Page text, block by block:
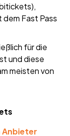
dem Fast Pass
für die
und diese
meisten von
Anbieter